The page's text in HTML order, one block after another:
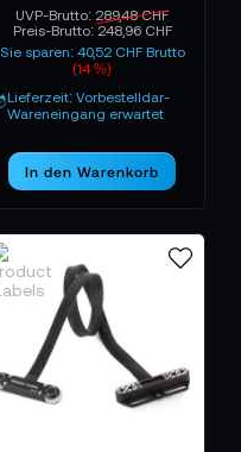
UVP-Brutto: 289,48 CHF
Preis-Brutto: 248,96 CHF
Sie sparen: 40,52 CHF Brutto
(14 %)
Lieferzeit: Vorbestelldar-
Wareneingang erwartet
In den Warenkorb